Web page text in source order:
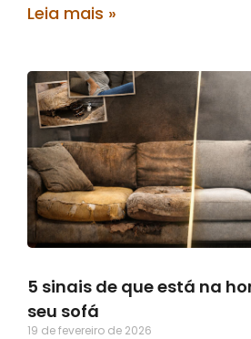
Leia mais »
5 sinais de que está na
seu sofá
19 de fevereiro de 2026